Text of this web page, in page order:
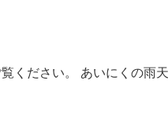
ください。 あいにくの雨